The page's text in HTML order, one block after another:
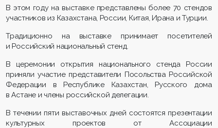
В этом году на выставке представлены более 70 стендов
участников из Казахстана, России, Китая, Ирана и Турции.
Традиционно на выставке принимает посетителей
и Российский национальный стенд.
В церемонии открытия национального стенда России
приняли участие представители Посольства Российской
Федерации в Республике Казахстан, Русского дома
в Астане и члены российской делегации.
В течении пяти выставочных дней состоятся презентации
культурных проектов от Ассоциации